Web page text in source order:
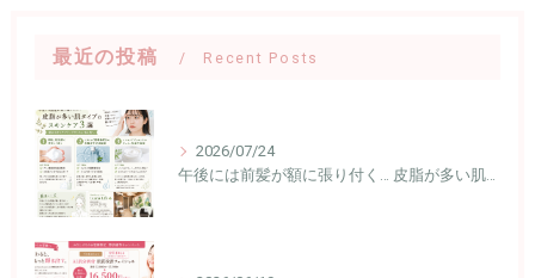
最近の投稿 Recent Posts
2026/07/24
午後には前髪が額に張り付く… 皮脂が多い肌タイプのスキンケア3選